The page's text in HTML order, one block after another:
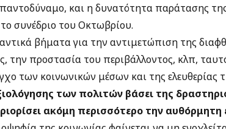
και η δυνατότητα παράτασης
συνέδριο του Οκτωβρίου.
βήματα για την αντιμετώπιση της
την προστασία του περιβάλλοντος, κλπ,
των κοινωνικών μέσων και της ελευθερίας
των πολιτών βάσει της
ακόμη περισσότερο την